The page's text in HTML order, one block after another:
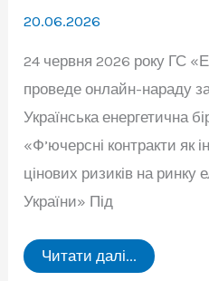
20.06.2026
24 червня 2026 року ГС
проведе онлайн-нараду
Українська енергетична
«Ф’ючерсні контракти як
цінових ризиків на ринку
України» Під
24
червня
Читати далі...